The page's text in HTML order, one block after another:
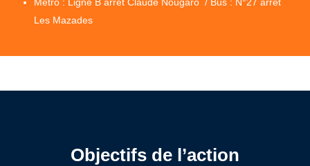
Les Mazades
Objectifs de l’action